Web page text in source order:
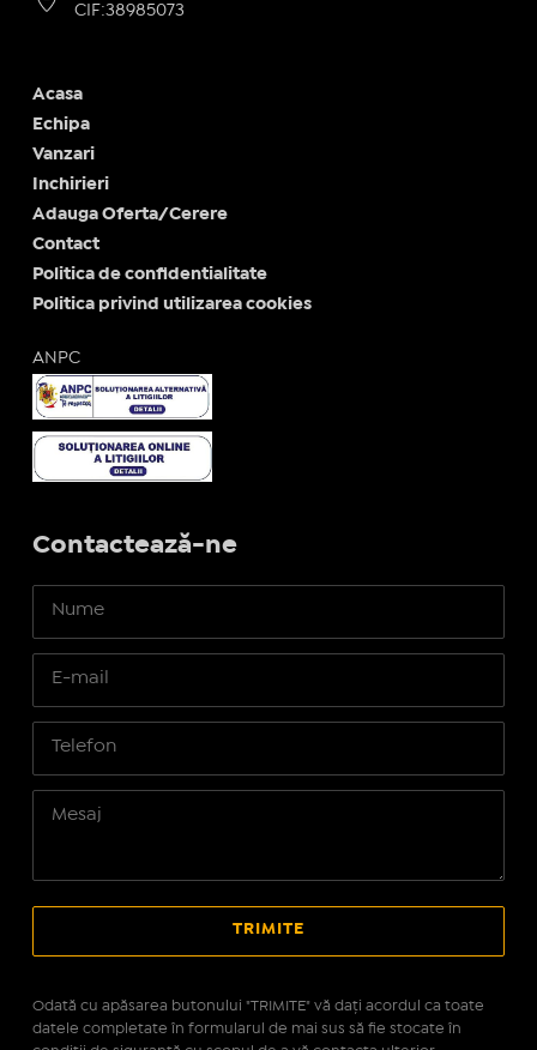
CIF:38985073
Acasa
Echipa
Vanzari
Inchirieri
Adauga Oferta/Cerere
Contact
Politica de confidentialitate
Politica privind utilizarea cookies
ANPC
Contactează-ne
Odată cu apăsarea butonului "TRIMITE" vă daţi acordul ca toate
datele completate în formularul de mai sus să fie stocate în